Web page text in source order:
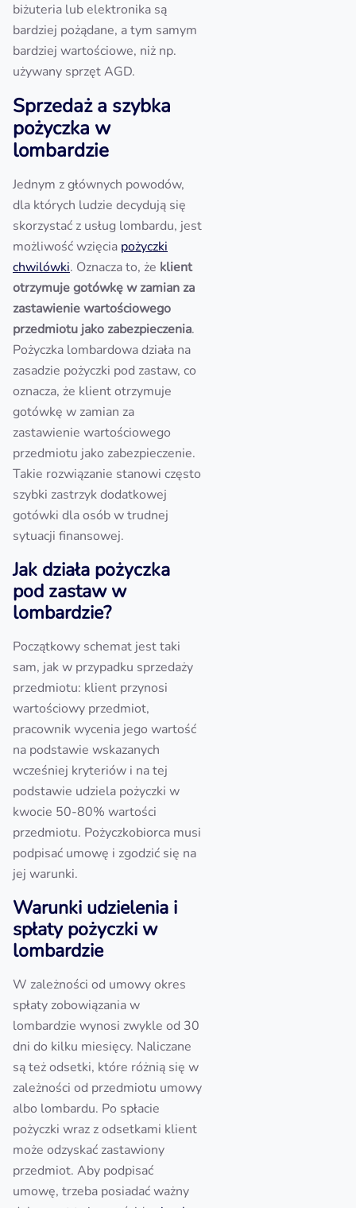
biżuteria lub elektronika są
bardziej pożądane, a tym samym
bardziej wartościowe, niż np.
używany sprzęt AGD.
Sprzedaż a szybka
pożyczka w
lombardzie
Jednym z głównych powodów,
dla których ludzie decydują się
skorzystać z usług lombardu, jest
możliwość wzięcia pożyczki
chwilówki. Oznacza to, że klient
otrzymuje gotówkę w zamian za
zastawienie wartościowego
przedmiotu jako zabezpieczenia.
Pożyczka lombardowa działa na
zasadzie pożyczki pod zastaw, co
oznacza, że klient otrzymuje
gotówkę w zamian za
zastawienie wartościowego
przedmiotu jako zabezpieczenie.
Takie rozwiązanie stanowi często
szybki zastrzyk dodatkowej
gotówki dla osób w trudnej
sytuacji finansowej.
Jak działa pożyczka
pod zastaw w
lombardzie?
Początkowy schemat jest taki
sam, jak w przypadku sprzedaży
przedmiotu: klient przynosi
wartościowy przedmiot,
pracownik wycenia jego wartość
na podstawie wskazanych
wcześniej kryteriów i na tej
podstawie udziela pożyczki w
kwocie 50-80% wartości
przedmiotu. Pożyczkobiorca musi
podpisać umowę i zgodzić się na
jej warunki.
Warunki udzielenia i
spłaty pożyczki w
lombardzie
W zależności od umowy okres
spłaty zobowiązania w
lombardzie wynosi zwykle od 30
dni do kilku miesięcy. Naliczane
są też odsetki, które różnią się w
zależności od przedmiotu umowy
albo lombardu. Po spłacie
pożyczki wraz z odsetkami klient
może odzyskać zastawiony
przedmiot. Aby podpisać
umowę, trzeba posiadać ważny